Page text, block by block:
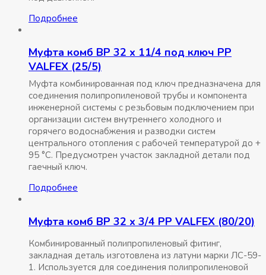
Подробнее
Муфта комб ВР 32 x 11/4 под ключ РР
VALFEX (25/5)
Муфта комбинированная под ключ предназначена для
соединения полипропиленовой трубы и компонента
инженерной системы с резьбовым подключением при
организации систем внутреннего холодного и
горячего водоснабжения и разводки систем
центрального отопления с рабочей температурой до +
95 °С. Предусмотрен участок закладной детали под
гаечный ключ.
Подробнее
Муфта комб ВР 32 x 3/4 РР VALFEX (80/20)
Комбинированный полипропиленовый фитинг,
закладная деталь изготовлена из латуни марки ЛС-59-
1. Используется для соединения полипропиленовой